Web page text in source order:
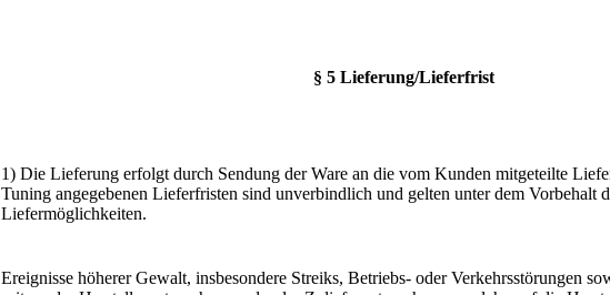
§ 5 Lieferung/Lieferfrist
1) Die Lieferung erfolgt durch Sendung der Ware an die vom Kunden mitgeteilte
Tuning angegebenen Lieferfristen sind unverbindlich und gelten unter dem Vorbehalt
Liefermöglichkeiten.
Ereignisse höherer Gewalt, insbesondere Streiks, Betriebs- oder Verkehrsstörungen